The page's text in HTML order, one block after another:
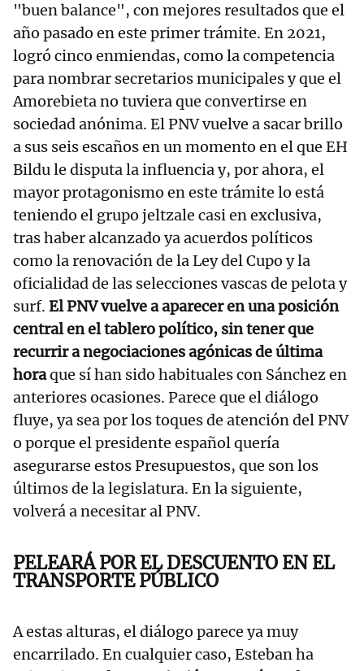
"buen balance", con mejores resultados que el
año pasado en este primer trámite. En 2021,
logró cinco enmiendas, como la competencia
para nombrar secretarios municipales y que el
Amorebieta no tuviera que convertirse en
sociedad anónima. El PNV vuelve a sacar brillo
a sus seis escaños en un momento en el que EH
Bildu le disputa la influencia y, por ahora, el
mayor protagonismo en este trámite lo está
teniendo el grupo jeltzale casi en exclusiva,
tras haber alcanzado ya acuerdos políticos
como la renovación de la Ley del Cupo y la
oficialidad de las selecciones vascas de pelota y
surf. El PNV vuelve a aparecer en una posición
central en el tablero político, sin tener que
recurrir a negociaciones agónicas de última
horaque sí han sido habituales con Sánchez en
anteriores ocasiones. Parece que el diálogo
fluye, ya sea por los toques de atención del PNV
o porque el presidente español quería
asegurarse estos Presupuestos, que son los
últimos de la legislatura. En la siguiente,
volverá a necesitar al PNV.
PELEARÁ POR EL DESCUENTO EN EL
TRANSPORTE PÚBLICO
A estas alturas, el diálogo parece ya muy
encarrilado. En cualquier caso, Esteban ha